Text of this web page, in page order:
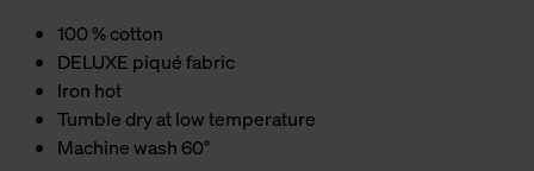
100 % cotton
DELUXE piqué fabric
Iron hot
Tumble dry at low temperature
Machine wash 60°